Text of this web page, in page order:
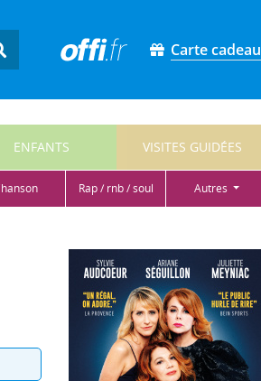
Carte cadeau
ENFANTS VISITES GUIDÉES
chanson rap / rnb / soul autres